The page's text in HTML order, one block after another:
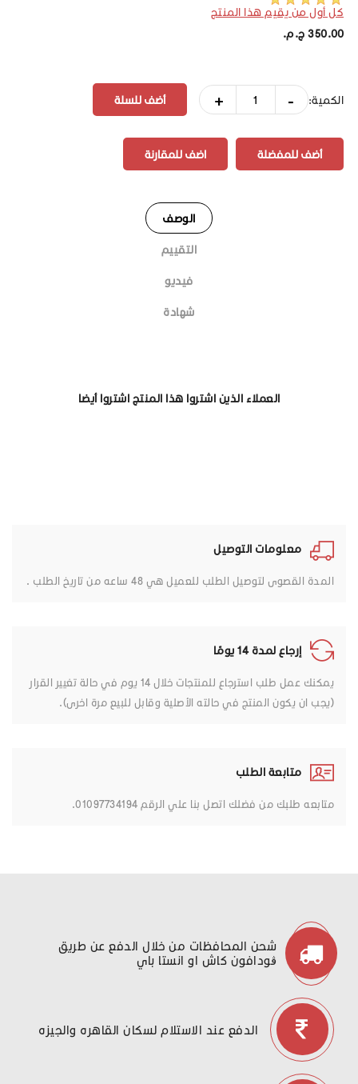
كل أول من يقيم هذا المنتج
350.00 ج.م.‏
الكمية: -
+
أضف للمفضلة اضف للمقارنة
الوصف
التقييم
فيديو
شهادة
العملاء الذين اشتروا هذا المنتج اشتروا أيضا
معلومات التوصيل
المدة القصوى لتوصيل الطلب للعميل هي 48 ساعه من تاريخ الطلب .
إرجاع لمدة 14 يومًا
يمكنك عمل طلب استرجاع للمنتجات خلال 14 يوم في حالة تغيير القرار
(يجب ان يكون المنتج في حالته الأصلية وقابل للبيع مرة اخرى).
متابعة الطلب
متابعه طلبك من فضلك اتصل بنا علي الرقم 01097734194.
شحن المحافظات من خلال الدفع عن طريق
ڤودافون كاش او انستا باي
الدفع عند الاستلام لسكان القاهره والجيزه